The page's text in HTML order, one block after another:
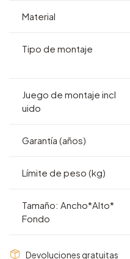
Material
Tipo de montaje
Juego de montaje incl
uido
Garantía (años)
Límite de peso (kg)
Tamaño: Ancho*Alto*
Fondo
Devoluciones gratuitas